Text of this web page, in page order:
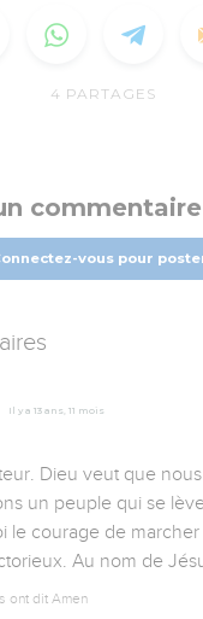
4 PARTAGES
commentaire
vous pour
Il y a 13 ans, 11 mois
Dieu veut que
un peuple qui se
le courage de
Au nom de
ont dit Amen